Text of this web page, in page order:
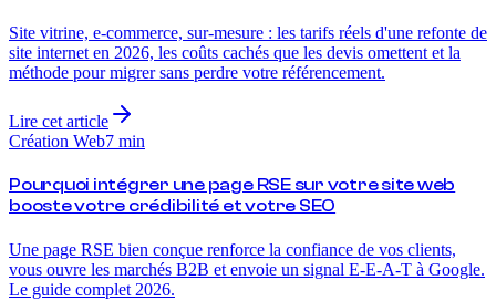
Site vitrine, e-commerce, sur-mesure : les tarifs réels d'une refonte de
site internet en 2026, les coûts cachés que les devis omettent et la
méthode pour migrer sans perdre votre référencement.
Lire cet article
Création Web7 min
Pourquoi intégrer une page RSE sur votre site web
booste votre crédibilité et votre SEO
Une page RSE bien conçue renforce la confiance de vos clients,
vous ouvre les marchés B2B et envoie un signal E-E-A-T à Google.
Le guide complet 2026.